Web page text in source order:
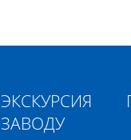
ЭКСКУРСИЯ
ЗАВОДУ